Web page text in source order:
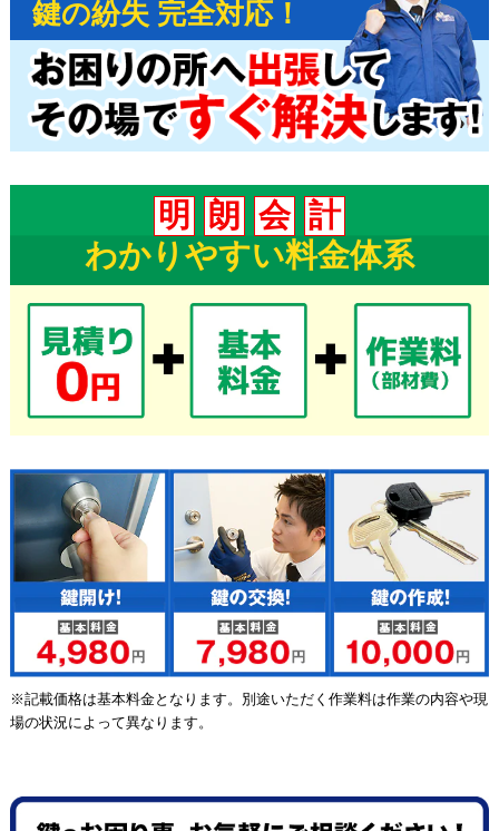
鍵の紛失 完全対応！
明 朗 会 計
わかりやすい料金体系
※記載価格は基本料金となります。別途いただく作業料は作業の内容や現
場の状況によって異なります。